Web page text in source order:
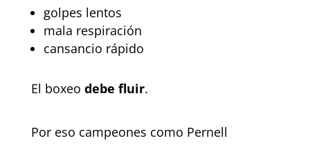
golpes lentos
mala respiración
cansancio rápido
El boxeo debe fluir.
Por eso campeones como Pernell